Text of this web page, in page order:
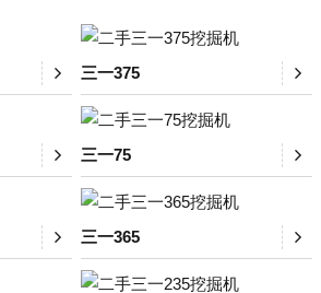
三一375
三一75
三一365